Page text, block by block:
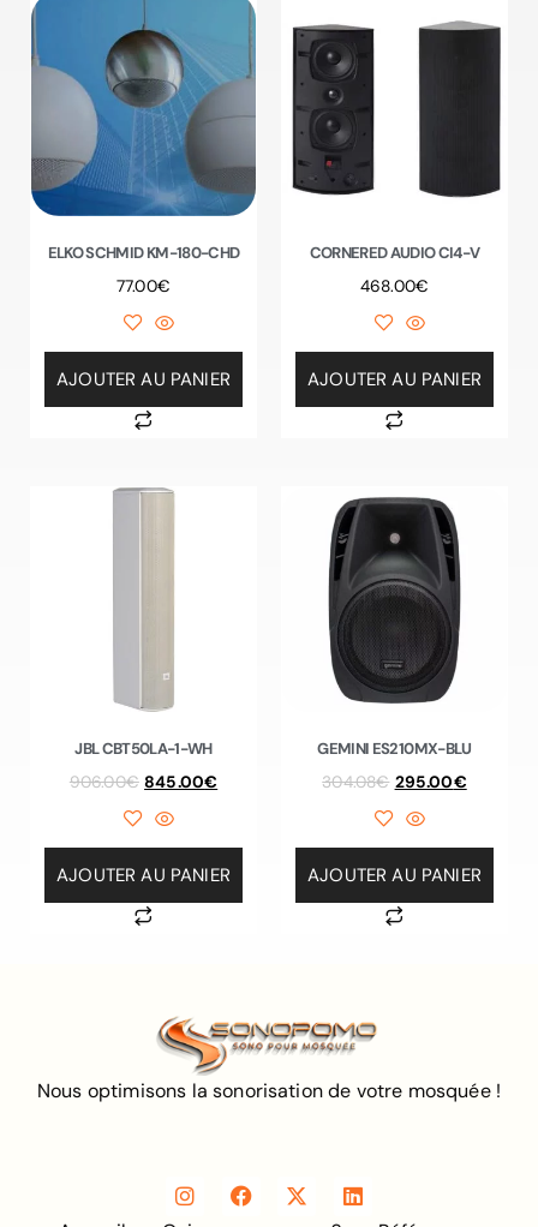
ELKO SCHMID KM-180-CHD
77.00€
AJOUTER AU PANIER
CORNERED AUDIO CI4-V
468.00€
AJOUTER AU PANIER
JBL CBT50LA-1-WH
906.00€ 845.00€
AJOUTER AU PANIER
GEMINI ES210MX-BLU
304.08€ 295.00€
AJOUTER AU PANIER
Nous optimisons la sonorisation de votre mosquée !